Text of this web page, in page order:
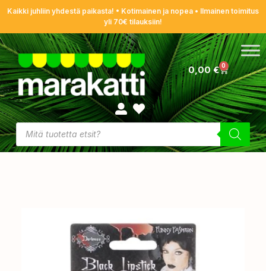
Kaikki juhliin yhdestä paikasta! • Kotimainen ja nopea • Ilmainen toimitus
yli 70€ tilauksiin!
0,00€ 0